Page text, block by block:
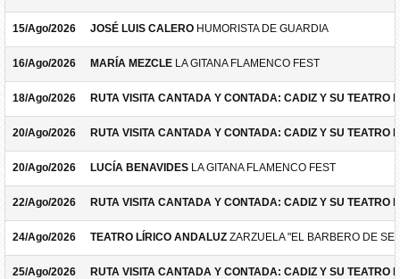
15/Ago/2026 JOSÉ LUIS CALERO HUMORISTA DE GUARDIA
16/Ago/2026 MARÍA MEZCLE LA GITANA FLAMENCO FEST
18/Ago/2026 RUTA VISITA CANTADA Y CONTADA: CADIZ Y SU TEATRO
20/Ago/2026 RUTA VISITA CANTADA Y CONTADA: CADIZ Y SU TEATRO
20/Ago/2026 LUCÍA BENAVIDES LA GITANA FLAMENCO FEST
22/Ago/2026 RUTA VISITA CANTADA Y CONTADA: CADIZ Y SU TEATRO
24/Ago/2026 TEATRO LÍRICO ANDALUZ ZARZUELA "EL BARBERO DE
25/Ago/2026 RUTA VISITA CANTADA Y CONTADA: CADIZ Y SU TEATRO